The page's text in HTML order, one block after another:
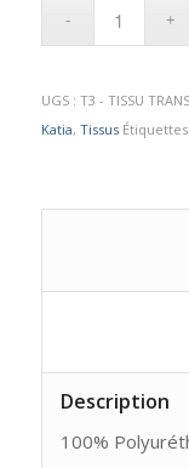
UGS : T3 - TISSU
Katia, Tissus Étiquettes
Description
100%